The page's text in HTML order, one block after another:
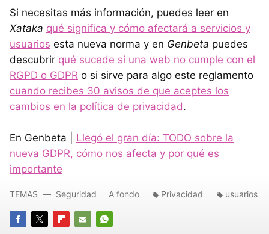
Si necesitas más información, puedes leer en
Xataka qué significa y cómo afectará a servicios y
usuarios esta nueva norma y en Genbeta puedes
descubrir qué sucede si una web no cumple con el
RGPD o GDPR o si sirve para algo este reglamento
cuando recibes 30 avisos de que aceptes los
cambios en la política de privacidad.
En Genbeta | Llegó el gran día: TODO sobre la
nueva GDPR, cómo nos afecta y por qué es
importante
TEMAS Seguridad A fondo Privacidad usuarios